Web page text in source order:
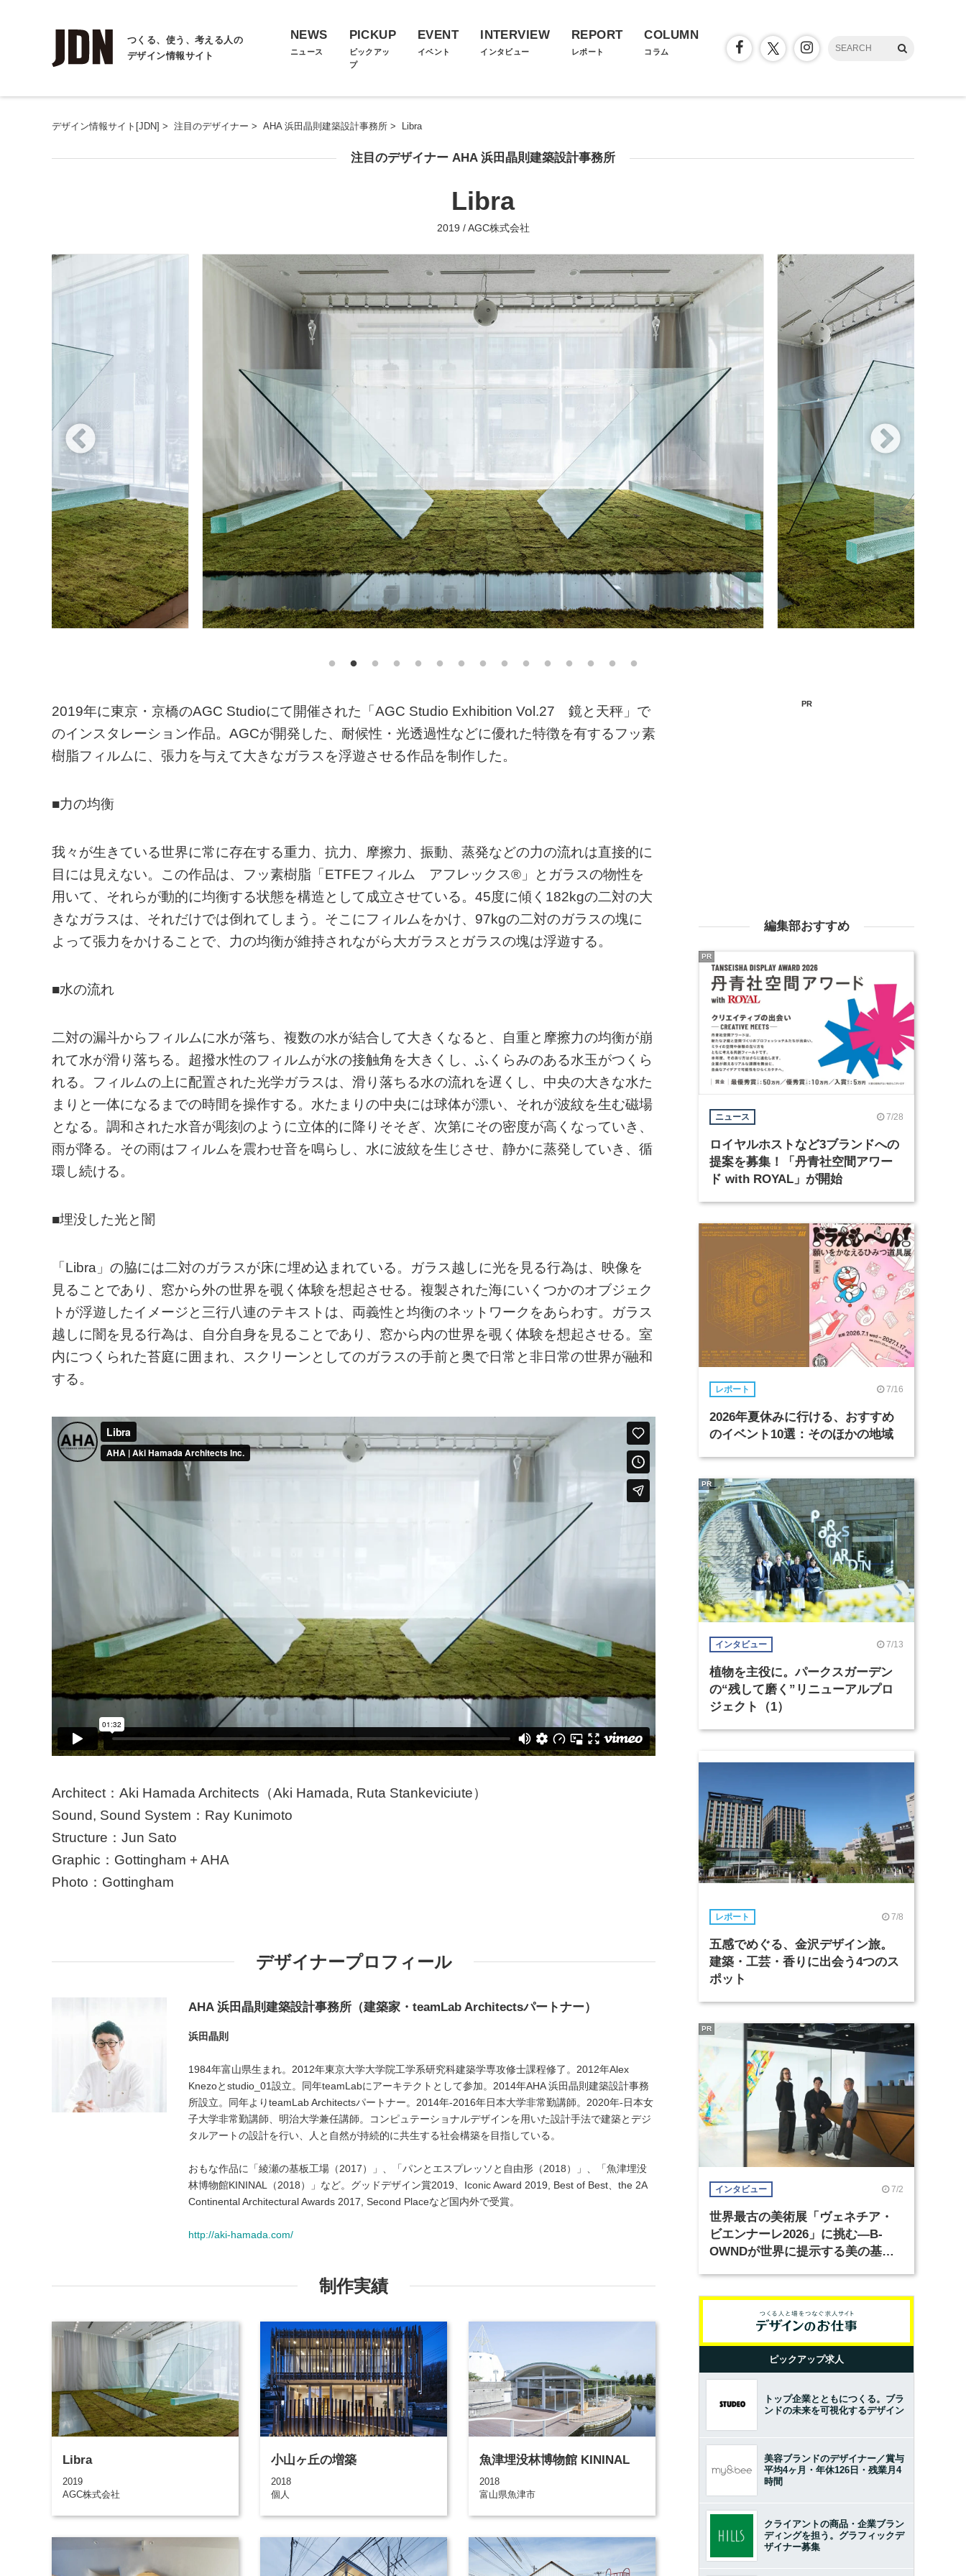
つくる、使う、考える人の
デザイン情報サイト
NEWS
ニュース
PICKUP
ピックアッ
プ
EVENT
イベント
INTERVIEW
インタビュー
REPORT
レポート
COLUMN
コラム
デザイン情報サイト[JDN] > 注目のデザイナー > AHA 浜田晶則建築設計事務所 > Libra
注目のデザイナー AHA 浜田晶則建築設計事務所
Libra
2019 / AGC株式会社
2019年に東京・京橋のAGC Studioにて開催された「AGC Studio Exhibition Vol.27 鏡と天秤」で
のインスタレーション作品。AGCが開発した、耐候性・光透過性などに優れた特徴を有するフッ素
樹脂フィルムに、張力を与えて大きなガラスを浮遊させる作品を制作した。
■力の均衡
我々が生きている世界に常に存在する重力、抗力、摩擦力、振動、蒸発などの力の流れは直接的に
目には見えない。この作品は、フッ素樹脂「ETFEフィルム アフレックス®」とガラスの物性を
用いて、それらが動的に均衡する状態を構造として成立させている。45度に傾く182kgの二対の大
きなガラスは、それだけでは倒れてしまう。そこにフィルムをかけ、97kgの二対のガラスの塊に
よって張力をかけることで、力の均衡が維持されながら大ガラスとガラスの塊は浮遊する。
■水の流れ
二対の漏斗からフィルムに水が落ち、複数の水が結合して大きくなると、自重と摩擦力の均衡が崩
れて水が滑り落ちる。超撥水性のフィルムが水の接触角を大きくし、ふくらみのある水玉がつくら
れる。フィルムの上に配置された光学ガラスは、滑り落ちる水の流れを遅くし、中央の大きな水た
まりと一体になるまでの時間を操作する。水たまりの中央には球体が漂い、それが波紋を生む磁場
となる。調和された水音が彫刻のように立体的に降りそそぎ、次第にその密度が高くなっていき、
雨が降る。その雨はフィルムを震わせ音を鳴らし、水に波紋を生じさせ、静かに蒸発していき、循
環し続ける。
■埋没した光と闇
「Libra」の脇には二対のガラスが床に埋め込まれている。ガラス越しに光を見る行為は、映像を
見ることであり、窓から外の世界を覗く体験を想起させる。複製された海にいくつかのオブジェク
トが浮遊したイメージと三行八連のテキストは、両義性と均衡のネットワークをあらわす。ガラス
越しに闇を見る行為は、自分自身を見ることであり、窓から内の世界を覗く体験を想起させる。室
内につくられた苔庭に囲まれ、スクリーンとしてのガラスの手前と奥で日常と非日常の世界が融和
する。
Architect：Aki Hamada Architects（Aki Hamada, Ruta Stankeviciute）
Sound, Sound System：Ray Kunimoto
Structure：Jun Sato
Graphic：Gottingham + AHA
Photo：Gottingham
デザイナープロフィール
AHA 浜田晶則建築設計事務所（建築家・teamLab Architectsパートナー）
浜田晶則
1984年富山県生まれ。2012年東京大学大学院工学系研究科建築学専攻修士課程修了。2012年Alex
Knezoとstudio_01設立。同年teamLabにアーキテクトとして参加。2014年AHA 浜田晶則建築設計事務
所設立。同年よりteamLab Architectsパートナー。2014年-2016年日本大学非常勤講師。2020年-日本女
子大学非常勤講師、明治大学兼任講師。コンピュテーショナルデザインを用いた設計手法で建築とデジ
タルアートの設計を行い、人と自然が持続的に共生する社会構築を目指している。
おもな作品に「綾瀬の基板工場（2017）」、「パンとエスプレッソと自由形（2018）」、「魚津埋没
林博物館KININAL（2018）」など。グッドデザイン賞2019、Iconic Award 2019, Best of Best、the 2A
Continental Architectural Awards 2017, Second Placeなど国内外で受賞。
http://aki-hamada.com/
制作実績
Libra
2019
AGC株式会社
小山ヶ丘の増築
2018
個人
魚津埋没林博物館 KININAL
2018
富山県魚津市
PR
編集部おすすめ
ニュース 7/28
ロイヤルホストなど3ブランドへの
提案を募集！「丹青社空間アワー
ド with ROYAL」が開始
PR
レポート 7/16
2026年夏休みに行ける、おすすめ
のイベント10選：そのほかの地域
インタビュー 7/13
植物を主役に。パークスガーデン
の“残して磨く”リニューアルプロ
ジェクト（1）
PR
レポート 7/8
五感でめぐる、金沢デザイン旅。
建築・工芸・香りに出会う4つのス
ポット
インタビュー 7/2
世界最古の美術展「ヴェネチア・
ビエンナーレ2026」に挑む―B-
OWNDが世界に提示する美の基準
PR
ピックアップ求人
トップ企業とともにつくる。ブラ
ンドの未来を可視化するデザイン
美容ブランドのデザイナー／賞与
平均4ヶ月・年休126日・残業月4
時間
クライアントの商品・企業ブラン
ディングを担う。グラフィックデ
ザイナー募集